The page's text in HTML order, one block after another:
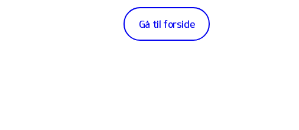
Gå til forside